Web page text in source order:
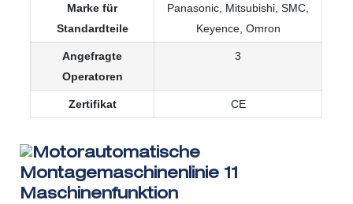
Marke für
Standardteile
Panasonic, Mitsubishi, SMC,
Keyence, Omron
Angefragte
Operatoren
3
Zertifikat CE
Maschinenfunktion